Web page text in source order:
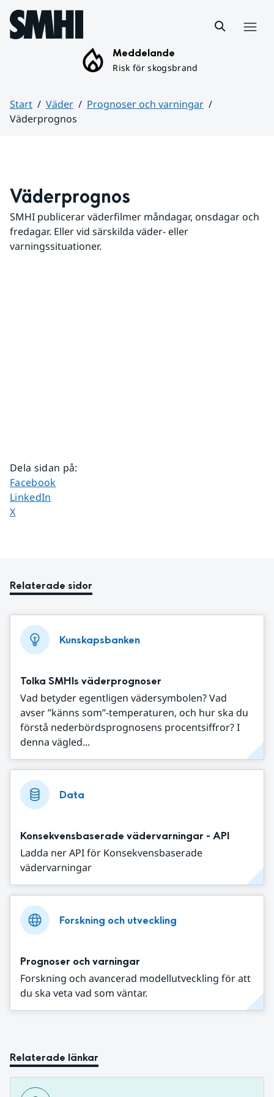
Hoppa till sidans innehåll
Meddelande
Risk för skogsbrand
Start Väder
Prognoser och varningar
Väderprognos
Väderprognos
SMHI publicerar väderfilmer måndagar, onsdagar och
fredagar. Eller vid särskilda väder- eller
varningssituationer.
Dela sidan på:
Dela sidan på
Facebook
Dela sidan på
LinkedIn
Dela sidan på
X
Relaterade sidor
Kunskapsbanken
Tolka SMHIs väderprognoser
Vad betyder egentligen vädersymbolen? Vad
avser ”känns som”-temperaturen, och hur ska du
förstå nederbördsprognosens procentsiffror? I
denna vägled...
Data
Konsekvensbaserade vädervarningar - API
Ladda ner API för Konsekvensbaserade
vädervarningar
Forskning och utveckling
Prognoser och varningar
Forskning och avancerad modellutveckling för att
du ska veta vad som väntar.
Relaterade länkar